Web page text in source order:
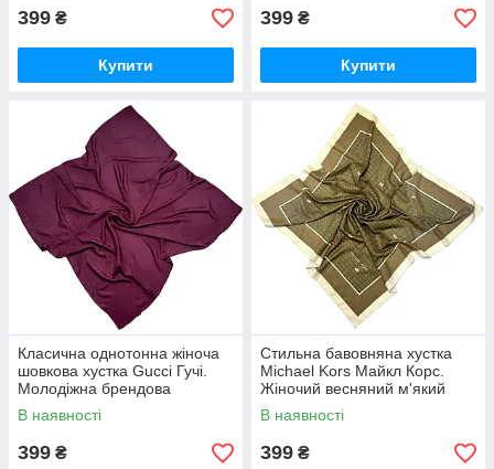
399 ₴
Купити
399 ₴
Купити
Класична однотонна жіноча
шовкова хустка Gucci Гучі.
Молодіжна брендова
натуральна літня хустка
В наявності
399 ₴
Стильна бавовняна хустка
Michael Kors Майкл Корс.
Жіночий весняний м'який
натуральний платок з ручною
підшивкою Золотисто-
В наявності
399 ₴